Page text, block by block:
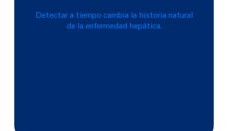
Detectar a tiempo cambia la historia natural
de la enfermedad hepática.